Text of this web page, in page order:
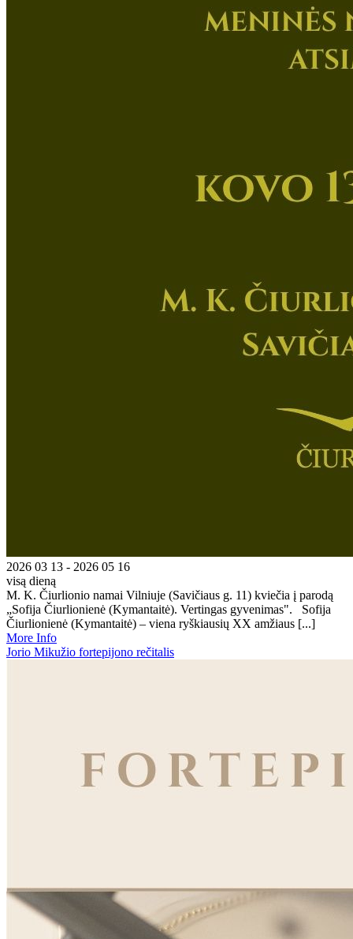
2026 03 13 - 2026 05 16
visą dieną
M. K. Čiurlionio namai Vilniuje (Savičiaus g. 11) kviečia į parodą
„Sofija Čiurlionienė (Kymantaitė). Vertingas gyvenimas". Sofija
Čiurlionienė (Kymantaitė) – viena ryškiausių XX amžiaus [...]
More Info
Jorio Mikužio fortepijono rečitalis